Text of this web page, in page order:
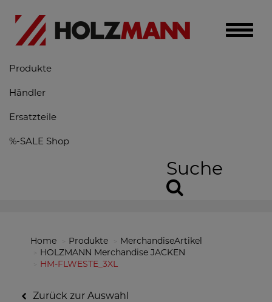
Toggle
Produkte
Händler
Ersatzteile
%-SALE Shop
Suche
Home Produkte
MerchandiseArtikel
HOLZMANN Merchandise JACKEN
HM-FLWESTE_3XL
Zurück zur Auswahl